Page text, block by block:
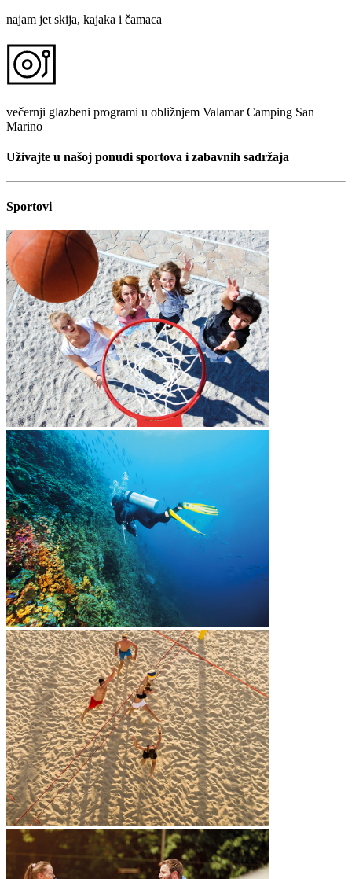
najam jet skija, kajaka i čamaca
večernji glazbeni programi u obližnjem Valamar Camping San
Marino
Uživajte u našoj ponudi sportova i zabavnih sadržaja
Sportovi